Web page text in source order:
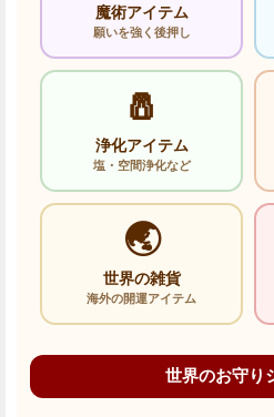
魔術アイテム
願いを強く後押し
🧂
浄化アイテム
塩・空間浄化など
🌏
世界の雑貨
海外の開運アイテム
世界のお守り